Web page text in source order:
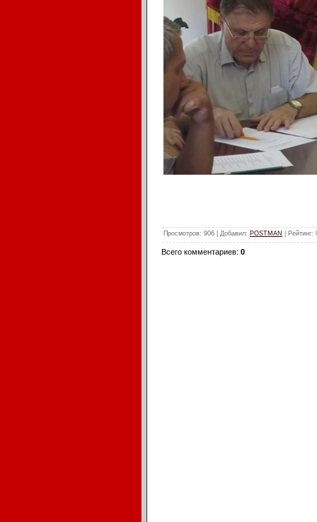
Просмотров: 906 | Добавил: POSTMAN Рейтинг:
Всего комментариев: 0